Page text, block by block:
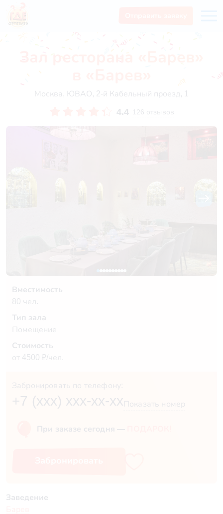
Зал ресторана «Барев»
Москва, ЮВАО, 2-й Кабельный проезд, 1
4.4 126 отзывов
Вместимость
80 чел.
Тип зала
Помещение
Стоимость
от 4500 ₽/чел.
Забронировать по телефону:
+7 (xxx) xxx-xx-xx Показать номер
При заказе сегодня —
Заведение